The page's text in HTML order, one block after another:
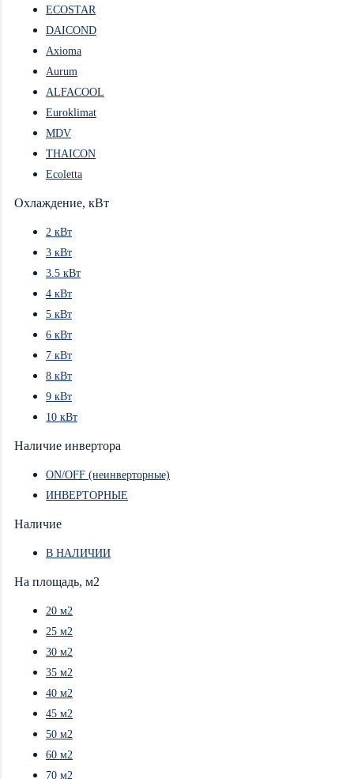
ECOSTAR
DAICOND
Axioma
Aurum
ALFACOOL
Euroklimat
MDV
THAICON
Ecoletta
Охлаждение, кВт
2 кВт
3 кВт
3.5 кВт
4 кВт
5 кВт
6 кВт
7 кВт
8 кВт
9 кВт
10 кВт
Наличие инвертора
ON/OFF (неинверторные)
ИНВЕРТОРНЫЕ
Наличие
В НАЛИЧИИ
На площадь, м2
20 м2
25 м2
30 м2
35 м2
40 м2
45 м2
50 м2
60 м2
70 м2